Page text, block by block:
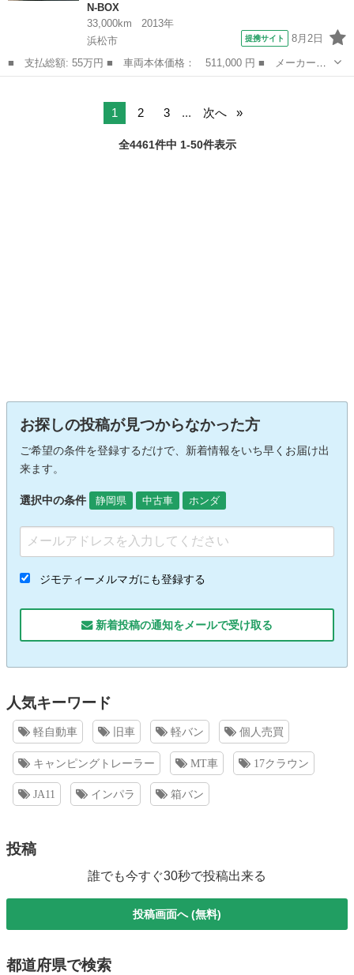
N-BOX
33,000km
2013年
浜松市
提携サイト 8月2日
■ 支払総額: 55万円 ■ 車両本体価格： 511,000 円 ■ メーカー
名： ホンダ ■ 車種名： Ｎ－ＢＯＸ ■ グレード名： Ｇ 両側
1 2 3 ... 次へ
全4461件中 1-50件表示
お探しの投稿が見つからなかった方
ご希望の条件を登録するだけで、新着情報をいち早くお届け出
来ます。
選択中の条件 静岡県 中古車 ホンダ
ジモティーメルマガにも登録する
新着投稿の通知をメールで受け取る
人気キーワード
軽自動車 旧車 軽バン 個人売買
キャンピングトレーラー MT車 17クラウン
JA11 インパラ 箱バン
投稿
誰でも今すぐ30秒で投稿出来る
投稿画面へ (無料)
都道府県で検索